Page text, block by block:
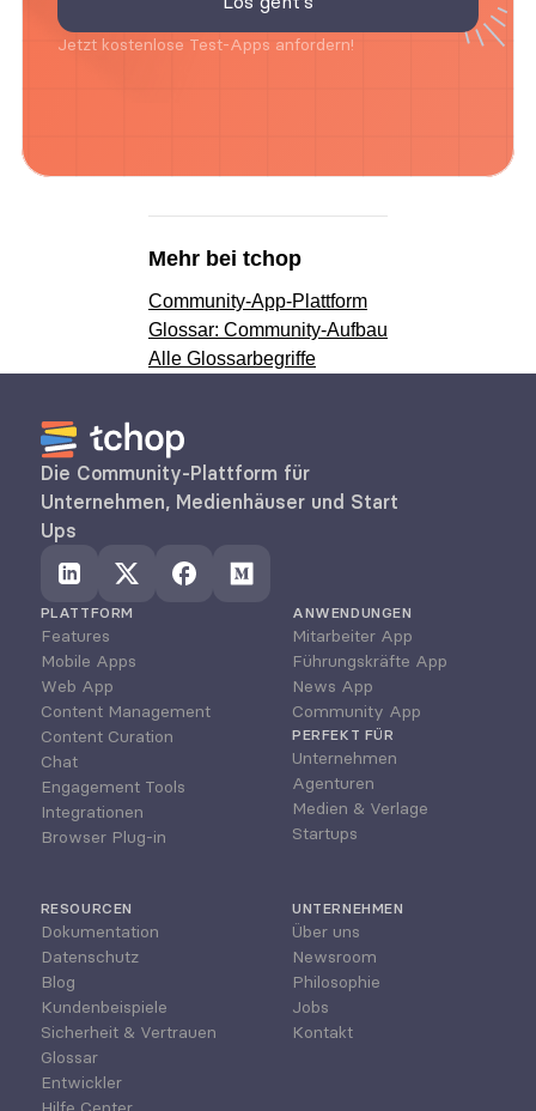
Jetzt kostenlose Test-Apps anfordern!
Mehr bei tchop
Community-App-Plattform
Glossar: Community-Aufbau
Alle Glossarbegriffe
Die Community-Plattform für
Unternehmen, Medienhäuser und Start
Ups
PLATTFORM
Features
Mobile Apps
Web App
Content Management
Content Curation
Chat
Engagement Tools
Integrationen
Browser Plug-in
ANWENDUNGEN
Mitarbeiter App
Führungskräfte App
News App
Community App
PERFEKT FÜR
Unternehmen
Agenturen
Medien & Verlage
Startups
RESOURCEN
Dokumentation
Datenschutz
Blog
Kundenbeispiele
Sicherheit & Vertrauen
Glossar
Entwickler
UNTERNEHMEN
Über uns
Newsroom
Philosophie
Jobs
Kontakt